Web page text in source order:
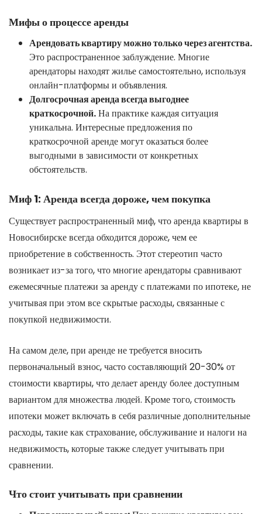
Мифы о процессе аренды
Арендовать квартиру можно только через агентства.
Это распространенное заблуждение. Многие
арендаторы находят жилье самостоятельно, используя
онлайн-платформы и объявления.
Долгосрочная аренда всегда выгоднее
краткосрочной.На практике каждая ситуация
уникальна. Интересные предложения по
краткосрочной аренде могут оказаться более
выгодными в зависимости от конкретных
обстоятельств.
Миф 1: Аренда всегда дороже, чем покупка
Существует распространенный миф, что аренда квартиры в
Новосибирске всегда обходится дороже, чем ее
приобретение в собственность. Этот стереотип часто
возникает из-за того, что многие арендаторы сравнивают
ежемесячные платежи за аренду с платежами по ипотеке, не
учитывая при этом все скрытые расходы, связанные с
покупкой недвижимости.
На самом деле, при аренде не требуется вносить
первоначальный взнос, часто составляющий 20-30% от
стоимости квартиры, что делает аренду более доступным
вариантом для множества людей. Кроме того, стоимость
ипотеки может включать в себя различные дополнительные
расходы, такие как страхование, обслуживание и налоги на
недвижимость, которые также следует учитывать при
сравнении.
Что стоит учитывать при сравнении